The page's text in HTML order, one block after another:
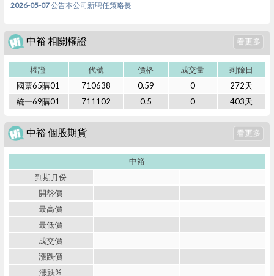
2026-05-07 公告本公司新聘任策略長
中裕 相關權證
權證 代號 價格 成交量
剩餘日
國票65購01
710638 0.59 0
272天
統一69購01
711102 0.5 0 403天
中裕 個股期貨
中裕
到期月份
開盤價
最高價
最低價
成交價
漲跌價
漲跌%